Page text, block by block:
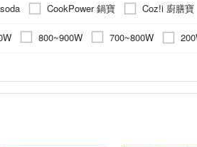
CookPower 鍋寶 Coz!i 廚膳寶
KOHZII 康馳 LG 樂金 LION 獅
UNIFUN 樂汎生活
800~900W 700~800W
機